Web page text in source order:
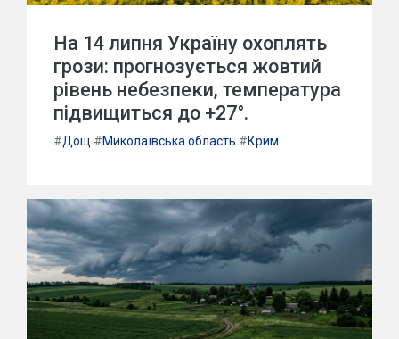
На 14 липня Україну охоплять
грози: прогнозується жовтий
рівень небезпеки, температура
підвищиться до +27°.
#Дощ #Миколаївська область #Крим